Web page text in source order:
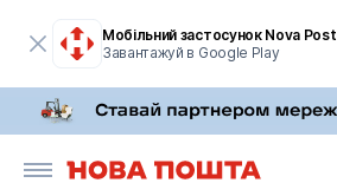
Мобільний застосунок Nova Post
Завантажуй в Google Play